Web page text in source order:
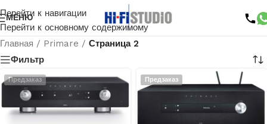
Перейти к навигации
Перейти к основному содержимому
МЕНЮ
Главная / Primare / Страница 2
Фильтр
Предзаказ Предзаказ